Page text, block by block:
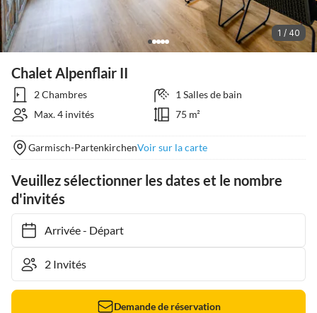
1 / 40
Chalet Alpenflair II
2 Chambres
1 Salles de bain
Max. 4 invités
75 m²
Garmisch-PartenkirchenVoir sur la carte
Veuillez sélectionner les dates et le nombre
d'invités
Arrivée- Départ
Demande de réservation